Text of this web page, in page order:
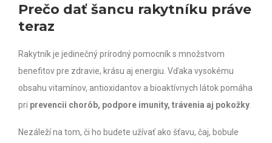
Prečo dať šancu rakytníku práve
teraz
Rakytník je jedinečný prírodný pomocník s množstvom
benefitov pre zdravie, krásu aj energiu. Vďaka vysokému
obsahu vitamínov, antioxidantov a bioaktívnych látok pomáha
pri prevencii chorôb, podpore imunity, trávenia aj pokožky
Nezáleží na tom, či ho budete užívať ako šťavu, čaj, bobule